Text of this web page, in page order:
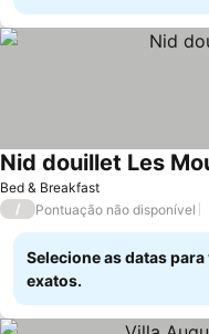
Bed & Breakfast
Nid douillet Les
/ Pontuação não disponível
Selecione as datas
exatos.